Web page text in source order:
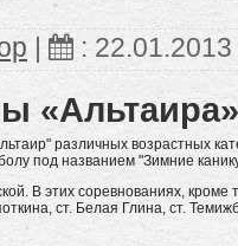
: 22.01.2013
«Альтаира»
различных возрастных
под названием "Зимние
В этих соревнованиях,
ст. Белая Глина, ст.